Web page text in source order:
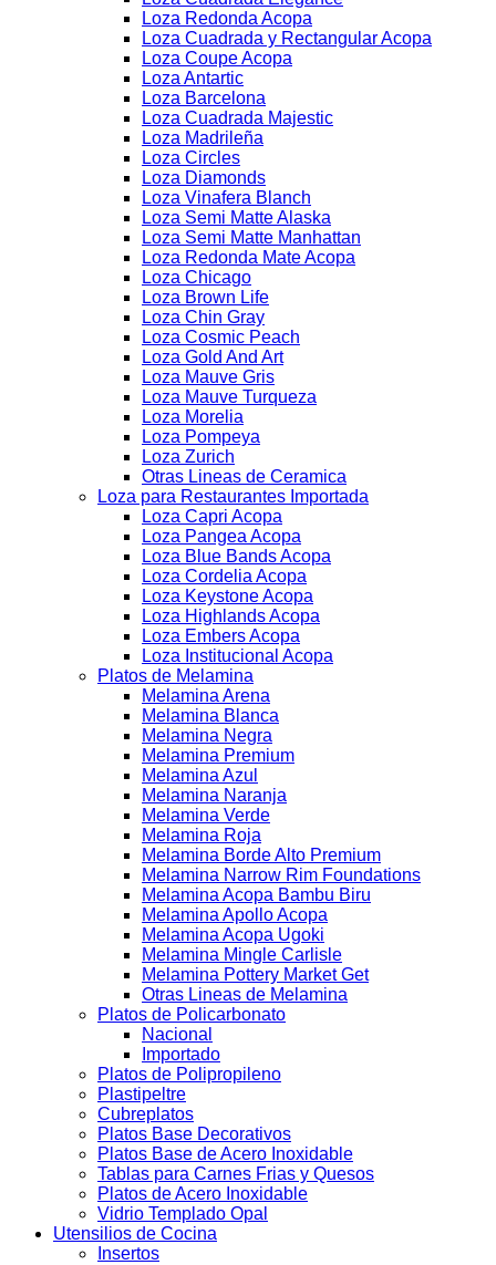
Loza Redonda Acopa
Loza Cuadrada y Rectangular Acopa
Loza Coupe Acopa
Loza Antartic
Loza Barcelona
Loza Cuadrada Majestic
Loza Madrileña
Loza Circles
Loza Diamonds
Loza Vinafera Blanch
Loza Semi Matte Alaska
Loza Semi Matte Manhattan
Loza Redonda Mate Acopa
Loza Chicago
Loza Brown Life
Loza Chin Gray
Loza Cosmic Peach
Loza Gold And Art
Loza Mauve Gris
Loza Mauve Turqueza
Loza Morelia
Loza Pompeya
Loza Zurich
Otras Lineas de Ceramica
Loza para Restaurantes Importada
Loza Capri Acopa
Loza Pangea Acopa
Loza Blue Bands Acopa
Loza Cordelia Acopa
Loza Keystone Acopa
Loza Highlands Acopa
Loza Embers Acopa
Loza Institucional Acopa
Platos de Melamina
Melamina Arena
Melamina Blanca
Melamina Negra
Melamina Premium
Melamina Azul
Melamina Naranja
Melamina Verde
Melamina Roja
Melamina Borde Alto Premium
Melamina Narrow Rim Foundations
Melamina Acopa Bambu Biru
Melamina Apollo Acopa
Melamina Acopa Ugoki
Melamina Mingle Carlisle
Melamina Pottery Market Get
Otras Lineas de Melamina
Platos de Policarbonato
Nacional
Importado
Platos de Polipropileno
Plastipeltre
Cubreplatos
Platos Base Decorativos
Platos Base de Acero Inoxidable
Tablas para Carnes Frias y Quesos
Platos de Acero Inoxidable
Vidrio Templado Opal
Utensilios de Cocina
Insertos